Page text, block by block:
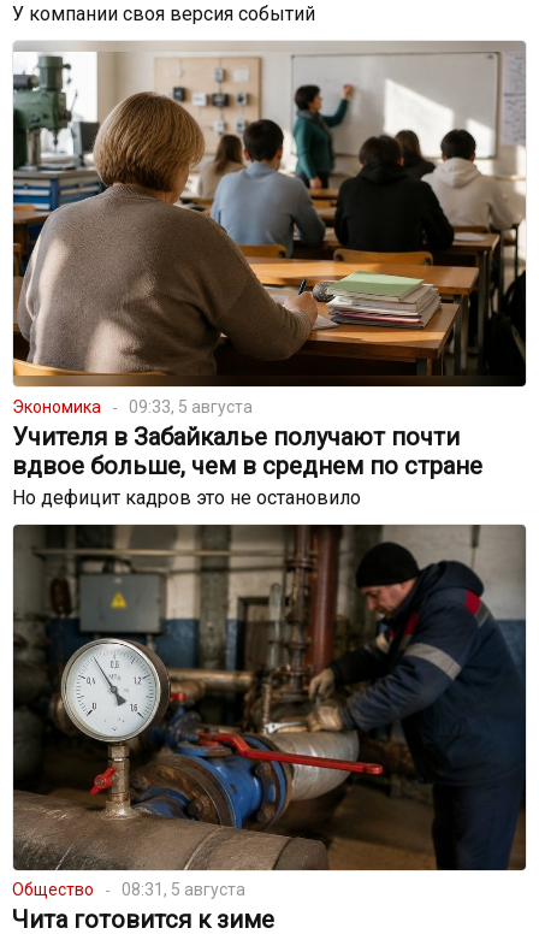
У компании своя версия событий
Экономика 09:33, 5 августа
Учителя в Забайкалье получают почти
вдвое больше, чем в среднем по стране
Но дефицит кадров это не остановило
Общество 08:31, 5 августа
Чита готовится к зиме